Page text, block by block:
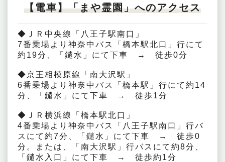
【電車】「まや霊園」へのアクセス
◆ＪＲ中央線「八王子駅南口」
7番乗場より神奈中バス「橋本駅北口」行にて
約19分、「鑓水」にて下車 → 徒歩0分
◆京王相模原線「南大沢駅」
6番乗場より神奈中バス「橋本駅」行にて約14
分、「鑓水」にて下車 → 徒歩1分
◆ＪＲ横浜線「橋本駅北口」
4番乗場より神奈中バス「八王子駅南口」行バ
スにて約7分、「鑓水」にて下車 → 徒歩0
分。または、「南大沢駅」行バスにて約8分、
「鑓水入口」にて下車 → 徒歩約1分